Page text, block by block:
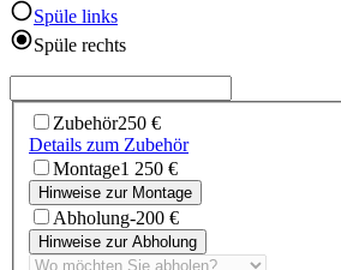
Spüle links
Spüle rechts
Zubehör250 €
Details zum Zubehör
Montage1 250 €
Hinweise zur Montage
Abholung-200 €
Hinweise zur Abholung